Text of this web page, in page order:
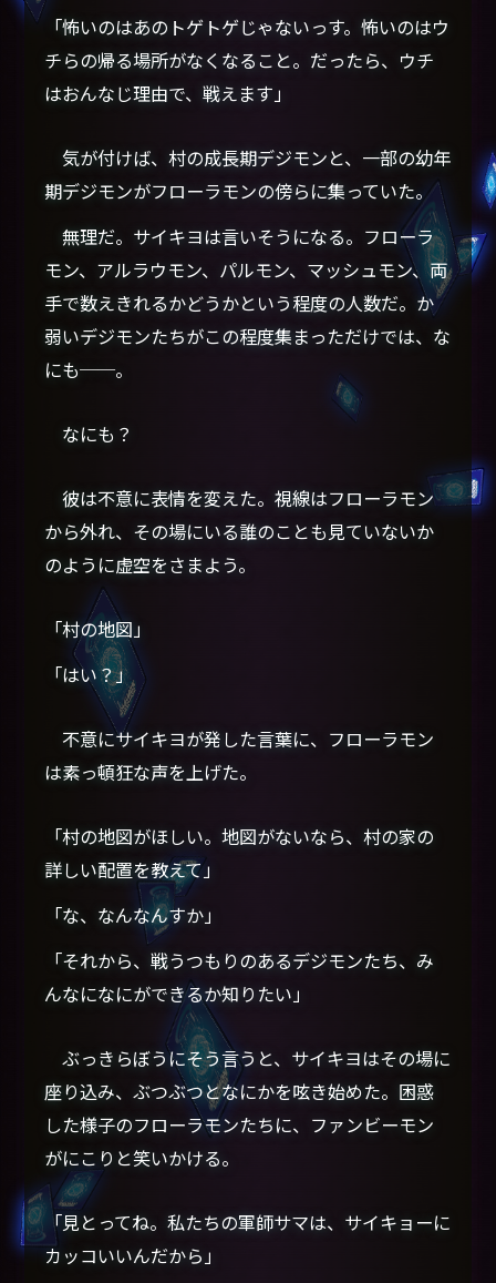
「怖いのはあのトゲトゲじゃないっす。怖いのはウ
チらの帰る場所がなくなること。だったら、ウチ
はおんなじ理由で、戦えます」
気が付けば、村の成長期デジモンと、一部の幼年
期デジモンがフローラモンの傍らに集っていた。
無理だ。サイキヨは言いそうになる。フローラ
モン、アルラウモン、パルモン、マッシュモン、両
手で数えきれるかどうかという程度の人数だ。か
弱いデジモンたちがこの程度集まっただけでは、な
にも──。
なにも？
彼は不意に表情を変えた。視線はフローラモン
から外れ、その場にいる誰のことも見ていないか
のように虚空をさまよう。
「村の地図」
「はい？」
不意にサイキヨが発した言葉に、フローラモン
は素っ頓狂な声を上げた。
「村の地図がほしい。地図がないなら、村の家の
詳しい配置を教えて」
「な、なんなんすか」
「それから、戦うつもりのあるデジモンたち、み
んなになにができるか知りたい」
ぶっきらぼうにそう言うと、サイキヨはその場に
座り込み、ぶつぶつとなにかを呟き始めた。困惑
した様子のフローラモンたちに、ファンビーモン
がにこりと笑いかける。
「見とってね。私たちの軍師サマは、サイキョーに
カッコいいんだから」